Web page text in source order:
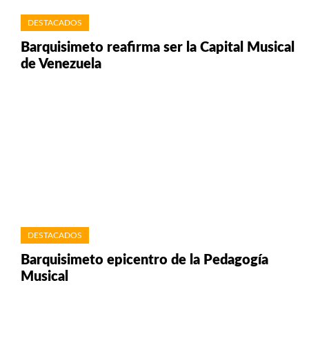
DESTACADOS
Barquisimeto reafirma ser la Capital Musical
de Venezuela
DESTACADOS
Barquisimeto epicentro de la Pedagogía
Musical